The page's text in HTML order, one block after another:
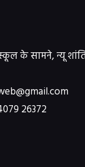
के सामने, न्यू
26372